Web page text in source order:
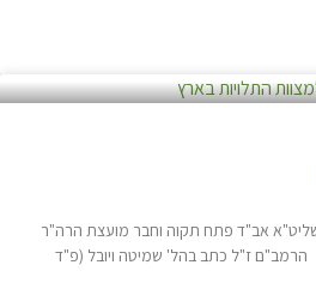
אב"ד פתח תקוה וחבר מועצת הרה"ר
ז"ל כתב בהל' שמיטה ויובל (פ"ד